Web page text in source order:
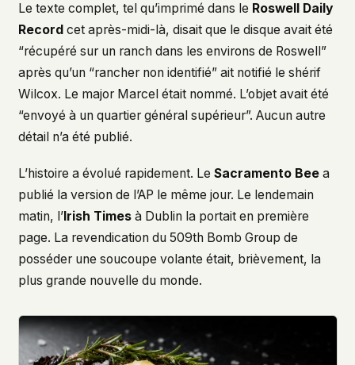
Le texte complet, tel qu’imprimé dans le Roswell Daily
Recordcet après-midi-là, disait que le disque avait été
“récupéré sur un ranch dans les environs de Roswell”
après qu’un “rancher non identifié” ait notifié le shérif
Wilcox. Le major Marcel était nommé. L’objet avait été
“envoyé à un quartier général supérieur”. Aucun autre
détail n’a été publié.
L’histoire a évolué rapidement. Le Sacramento Beea
publié la version de l’AP le même jour. Le lendemain
matin, l’Irish Timesà Dublin la portait en première
page. La revendication du 509th Bomb Group de
posséder une soucoupe volante était, brièvement, la
plus grande nouvelle du monde.